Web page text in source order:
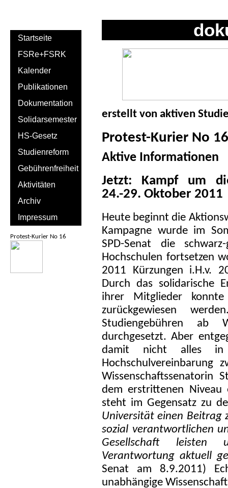
erstellt von aktiven
Protest-Kurier No 16
Aktive Informationen
Jetzt: Kampf um
24.-29. Oktober 2011
Heute beginnt die
Kampagne wurde im
SPD-Senat die
Hochschulen fortsetzen
2011 Kürzungen i.H.v.
Durch das solidarische
ihrer Mitglieder
zurückgewiesen
Studiengebühren ab
durchgesetzt. Aber
damit nicht alles
Hochschulvereinbarung
Wissenschaftssenatorin
dem erstrittenen Niveau
steht im Gegensatz zu
Universität einen Beitrag
sozial verantwortlichen
Gesellschaft
Verantwortung aktuell
Senat am 8.9.2011)
unabhängige
Startseite
FSRe+FSRK
Kalender
Publikationen
Dokumentation
Solidarsemester
HS-Gesetz
Studienreform
Gebührenfreiheit
Aktivitäten
Archiv
Impressum
Protest-Kurier No 16